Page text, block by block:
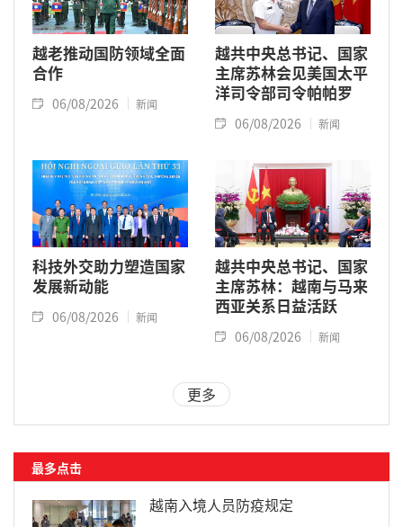
越老推动国防领域全面
合作
06/08/2026 新闻
越共中央总书记、国家
主席苏林会见美国太平
洋司令部司令帕帕罗
06/08/2026 新闻
科技外交助力塑造国家
发展新动能
06/08/2026 新闻
越共中央总书记、国家
主席苏林：越南与马来
西亚关系日益活跃
06/08/2026 新闻
更多
最多点击
越南入境人员防疫规定